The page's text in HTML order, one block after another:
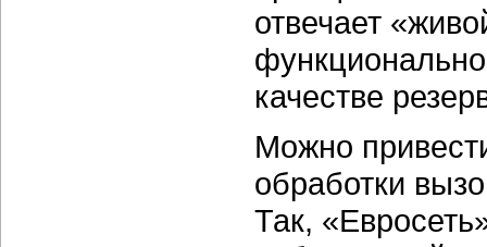
отвечает
качестве
Можно
обработки
Так,